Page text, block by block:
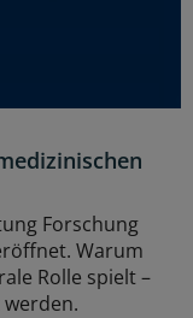
Forschung
Warum
Rolle spielt –